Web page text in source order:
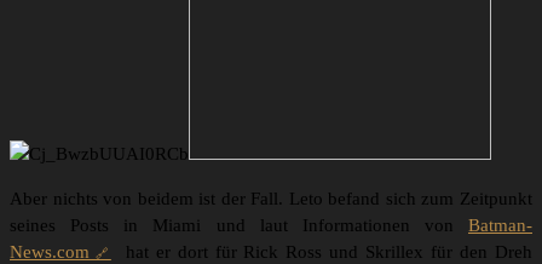
Aber nichts von beidem ist der Fall. Leto befand sich zum Zeitpunkt
seines Posts in Miami und laut Informationen von Batman-
News.com
hat er dort für Rick Ross und Skrillex für den Dreh